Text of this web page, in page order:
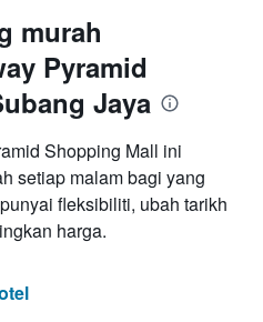
murah
Pyramid
Jaya
Shopping Mall ini
setiap malam bagi yang
fleksibiliti, ubah tarikh
harga.